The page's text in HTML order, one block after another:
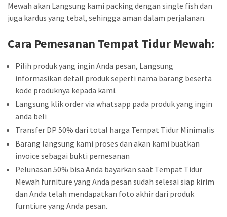
Mewah akan Langsung kami packing dengan single fish dan
juga kardus yang tebal, sehingga aman dalam perjalanan.
Cara Pemesanan Tempat Tidur Mewah:
Pilih produk yang ingin Anda pesan, Langsung
informasikan detail produk seperti nama barang beserta
kode produknya kepada kami.
Langsung klik order via whatsapp pada produk yang ingin
anda beli
Transfer DP 50% dari total harga Tempat Tidur Minimalis
Barang langsung kami proses dan akan kami buatkan
invoice sebagai bukti pemesanan
Pelunasan 50% bisa Anda bayarkan saat Tempat Tidur
Mewah furniture yang Anda pesan sudah selesai siap kirim
dan Anda telah mendapatkan foto akhir dari produk
furntiure yang Anda pesan.